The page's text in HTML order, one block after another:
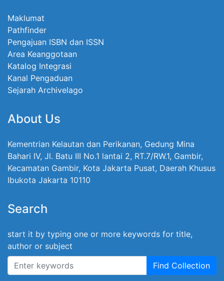
Maklumat
Pathfinder
Pengajuan ISBN dan ISSN
Area Keanggotaan
Katalog Integrasi
Kanal Pengaduan
Sejarah Archivelago
About Us
Kementrian Kelautan dan Perikanan, Gedung Mina
Bahari IV, Jl. Batu III No.1 lantai 2, RT.7/RW.1, Gambir,
Kecamatan Gambir, Kota Jakarta Pusat, Daerah Khusus
Ibukota Jakarta 10110
Search
start it by typing one or more keywords for title,
author or subject
Find Collection